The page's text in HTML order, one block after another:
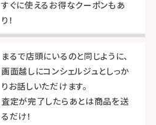
すぐに使えるお得なクーポンもあ
り！
まるで店頭にいるのと同じように、
画面越しにコンシェルジュとしっか
りお話しいただけます。
査定が完了したらあとは商品を送
るだけ！